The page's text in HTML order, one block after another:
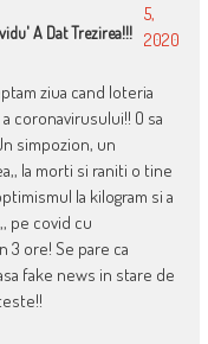
A Dat Trezirea!!!
5,
2020
ziua cand loteria
coronavirusului!! O sa
simpozion, un
la morti si raniti o tine
la kilogram si a
pe covid cu
3 ore! Se pare ca
fake news in stare de